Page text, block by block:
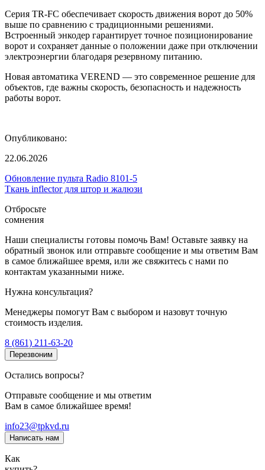
Серия TR-FC обеспечивает скорость движения ворот до 50%
выше по сравнению с традиционными решениями.
Встроенный энкодер гарантирует точное позиционирование
ворот и сохраняет данные о положении даже при отключении
электроэнергии благодаря резервному питанию.
Новая автоматика VEREND — это современное решение для
объектов, где важны скорость, безопасность и надежность
работы ворот.
Опубликовано:
22.06.2026
Обновление пульта Radio 8101-5
Ткань inflector для штор и жалюзи
Отбросьте
сомнения
Наши специалисты готовы помочь Вам! Оставьте заявку на
обратный звонок или отправьте сообщение и мы ответим Вам
в самое ближайшее время, или же свяжитесь с нами по
контактам указанными ниже.
Нужна консультация?
Менеджеры помогут Вам с выбором и назовут точную
стоимость изделия.
8 (861) 211-63-20
Перезвоним
Остались вопросы?
Отправьте сообщение и мы ответим
Вам в самое ближайшее время!
info23@tpkvd.ru
Написать нам
Как